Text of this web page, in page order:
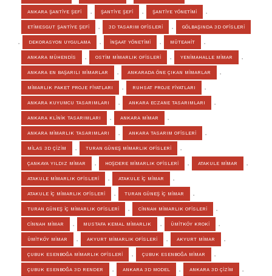
ANKARA ŞANTİYE ŞEFİ , ŞANTİYE ŞEFİ , ŞANTİYE YÖNETİMİ ,
ETİMESGUT ŞANTİYE ŞEFİ , 3D TASARIM OFİSLERİ , GÖLBAŞINDA 3D OFİSLERİ
, DEKORASYON UYGULAMA , İNŞAAT YÖNETİMİ , MÜTEAHİT ,
ANKARA MÜHENDİS , OSTİM MİMARLIK OFİSLERİ , YENİMAHALLE MİMAR ,
ANKARA EN BAŞARILI MİMARLAR , ANKARADA ÖNE ÇIKAN MİMARLAR ,
MİMARLIK PAKET PROJE FİYATLARI , RUHSAT PROJE FİYATLARI ,
ANKARA KUYUMCU TASARIMLARI , ANKARA ECZANE TASARIMLARI ,
ANKARA KLİNİK TASARIMLARI , ANKARA MİMAR ,
ANKARA MİMARLIK TASARIMLARI , ANKARA TASARIM OFİSLERİ ,
MİLAS 3D ÇİZİM , TURAN GÜNEŞ MİMARLIK OFİSLERİ ,
ÇANKAYA YILDIZ MİMAR , HOŞDERE MİMARLIK OFİSLERİ , ATAKULE MİMAR ,
ATAKULE MİMARLIK OFİSLERİ , ATAKULE İÇ MİMAR ,
ATAKULE İÇ MİMARLIK OFİSLERİ , TURAN GÜNEŞ İÇ MİMAR ,
TURAN GÜNEŞ İÇ MİMARLIK OFİSLERİ , CİNNAH MİMARLIK OFİSLERİ ,
CİNNAH MİMAR , MUSTAFA KEMAL MİMARLIK , ÜMİTKÖY KROKİ ,
ÜMİTKÖY MİMAR , AKYURT MİMARLIK OFİSLERİ , AKYURT MİMAR ,
ÇUBUK ESENBOĞA MİMARLIK OFİSLERİ , ÇUBUK ESENBOĞA MİMAR ,
ÇUBUK ESENBOĞA 3D RENDER , ANKARA 3D MODEL , ANKARA 3D ÇİZİM ,